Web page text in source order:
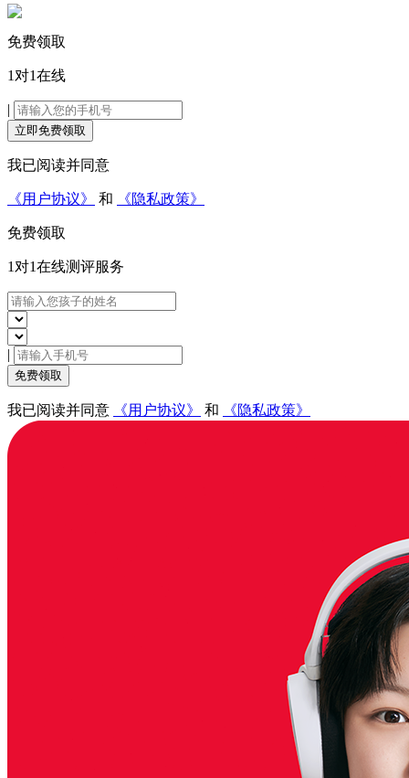
免费领取
1对1在线
|
立即免费领取
我已阅读并同意
《用户协议》 和 《隐私政策》
免费领取
1对1在线测评服务
|
免费领取
我已阅读并同意 《用户协议》 和 《隐私政策》